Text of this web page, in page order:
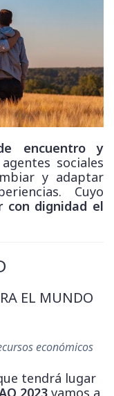
encuentro y
sociales
y adaptar
Cuyo
con dignidad el
EL MUNDO
económicos
tendrá lugar
2023 vamos a